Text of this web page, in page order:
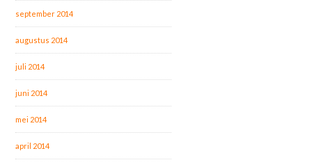
september 2014
augustus 2014
juli 2014
juni 2014
mei 2014
april 2014